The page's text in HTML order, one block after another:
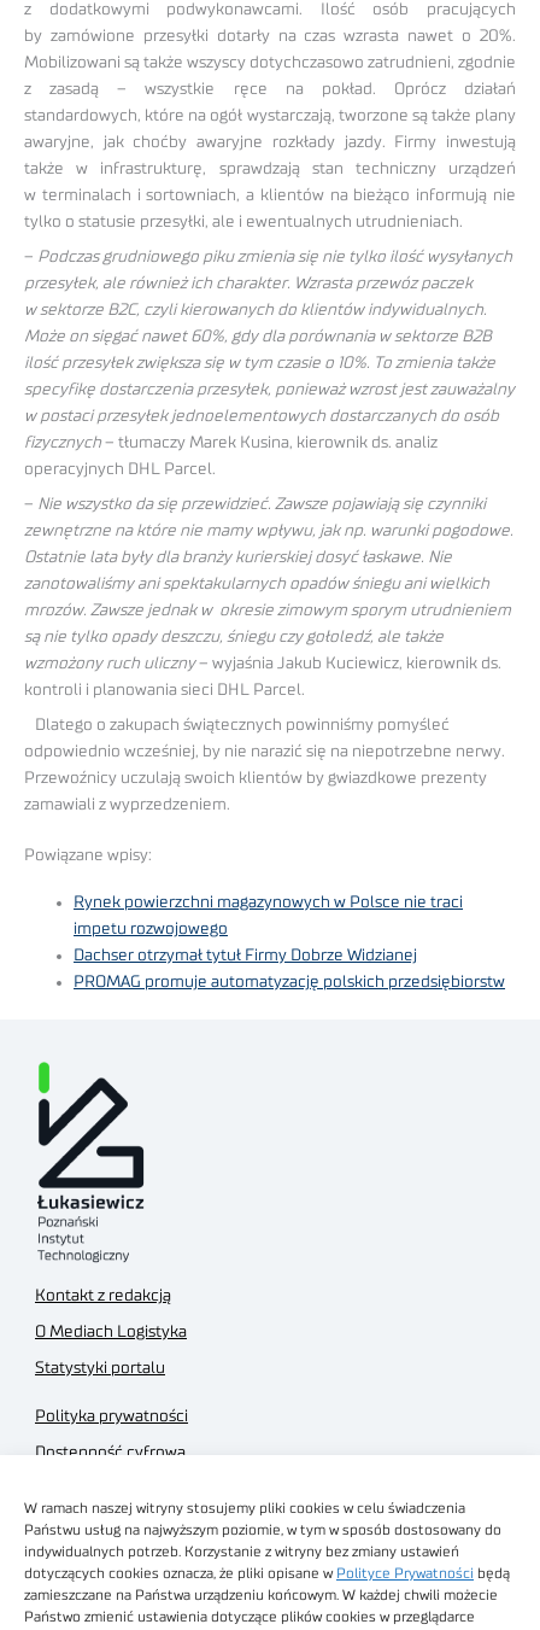
W ramach naszej witryny stosujemy pliki cookies w celu świadczenia
Państwu usług na najwyższym poziomie, w tym w sposób dostosowany do
indywidualnych potrzeb. Korzystanie z witryny bez zmiany ustawień
dotyczących cookies oznacza, że pliki opisane w Polityce Prywatności będą
zamieszczane na Państwa urządzeniu końcowym. W każdej chwili możecie
Państwo zmienić ustawienia dotyczące plików cookies w przeglądarce
z dodatkowymi podwykonawcami. Ilość osób pracujących
by zamówione przesyłki dotarły na czas wzrasta nawet o 20%.
Mobilizowani są także wszyscy dotychczasowo zatrudnieni, zgodnie
z zasadą – wszystkie ręce na pokład. Oprócz działań
standardowych, które na ogół wystarczają, tworzone są także plany
awaryjne, jak choćby awaryjne rozkłady jazdy. Firmy inwestują
także w infrastrukturę, sprawdzają stan techniczny urządzeń
w terminalach i sortowniach, a klientów na bieżąco informują nie
tylko o statusie przesyłki, ale i ewentualnych utrudnieniach.
– Podczas grudniowego piku zmienia się nie tylko ilość wysyłanych
przesyłek, ale również ich charakter. Wzrasta przewóz paczek
w sektorze B2C, czyli kierowanych do klientów indywidualnych.
Może on sięgać nawet 60%, gdy dla porównania w sektorze B2B
ilość przesyłek zwiększa się w tym czasie o 10%. To zmienia także
specyfikę dostarczenia przesyłek, ponieważ wzrost jest zauważalny
w postaci przesyłek jednoelementowych dostarczanych do osób
fizycznych – tłumaczy Marek Kusina, kierownik ds. analiz
operacyjnych DHL Parcel.
– Nie wszystko da się przewidzieć. Zawsze pojawiają się czynniki
zewnętrzne na które nie mamy wpływu, jak np. warunki pogodowe.
Ostatnie lata były dla branży kurierskiej dosyć łaskawe. Nie
zanotowaliśmy ani spektakularnych opadów śniegu ani wielkich
mrozów. Zawsze jednak w okresie zimowym sporym utrudnieniem
są nie tylko opady deszczu, śniegu czy gołoledź, ale także
wzmożony ruch uliczny– wyjaśnia Jakub Kuciewicz, kierownik ds.
kontroli i planowania sieci DHL Parcel.
Dlatego o zakupach świątecznych powinniśmy pomyśleć
odpowiednio wcześniej, by nie narazić się na niepotrzebne nerwy.
Przewoźnicy uczulają swoich klientów by gwiazdkowe prezenty
zamawiali z wyprzedzeniem.
Powiązane wpisy:
Rynek powierzchni magazynowych w Polsce nie traci
impetu rozwojowego
Dachser otrzymał tytuł Firmy Dobrze Widzianej
PROMAG promuje automatyzację polskich przedsiębiorstw
Kontakt z redakcją
O Mediach Logistyka
Statystyki portalu
Polityka prywatności
Dostępność cyfrowa
Regulamin sklepu